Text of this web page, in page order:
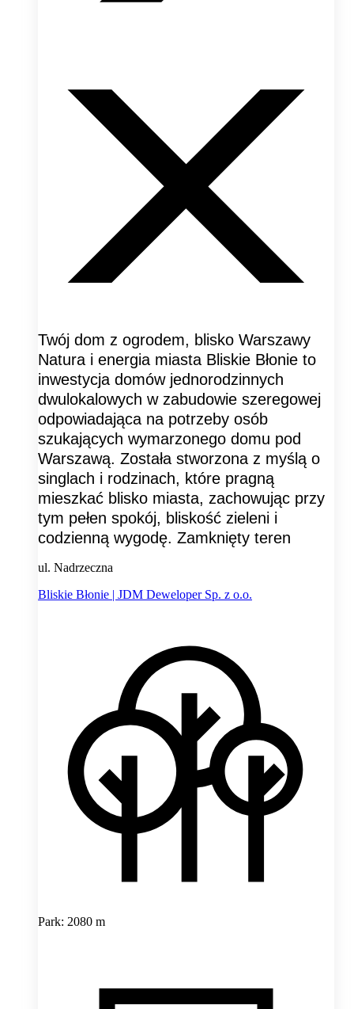
Twój dom z ogrodem, blisko Warszawy
Natura i energia miasta Bliskie Błonie to
inwestycja domów jednorodzinnych
dwulokalowych w zabudowie szeregowej
odpowiadająca na potrzeby osób
szukających wymarzonego domu pod
Warszawą. Została stworzona z myślą o
singlach i rodzinach, które pragną
mieszkać blisko miasta, zachowując przy
tym pełen spokój, bliskość zieleni i
codzienną wygodę. Zamknięty teren
ul. Nadrzeczna
Bliskie Błonie | JDM Deweloper Sp. z o.o.
Park: 2080 m